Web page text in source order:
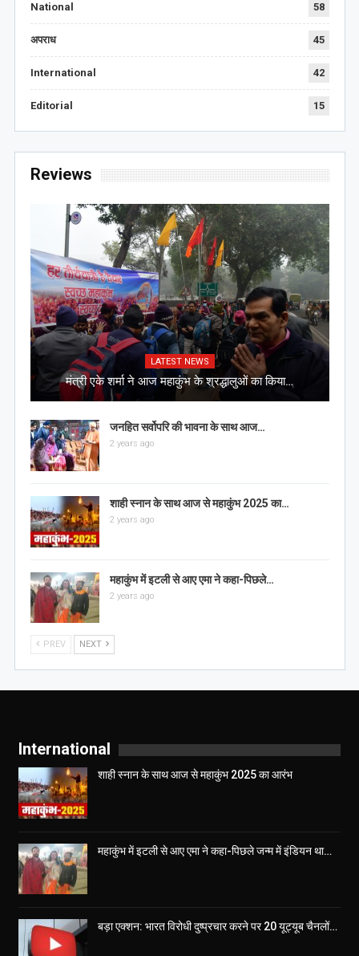
National 58
अपराध 45
International 42
Editorial 15
Reviews
LATEST NEWS
मंत्री एके शर्मा ने आज महाकुंभ के श्रद्धालुओं का किया…
जनहित सर्वोपरि की भावना के साथ आज…
2 years ago
शाही स्नान के साथ आज से महाकुंभ 2025 का…
2 years ago
महाकुंभ में इटली से आए एमा ने कहा-पिछले…
2 years ago
PREV NEXT
International
शाही स्नान के साथ आज से महाकुंभ 2025 का आरंभ
महाकुंभ में इटली से आए एमा ने कहा-पिछले जन्म में इंडियन था…
बड़ा एक्शन: भारत विरोधी दुष्प्रचार करने पर 20 यूट्यूब चैनलों…